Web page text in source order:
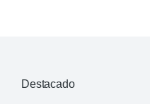
Destacado